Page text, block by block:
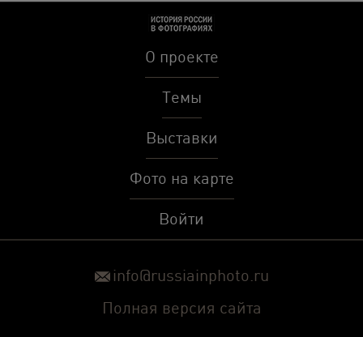
О проекте
Темы
Выставки
Фото на карте
Войти
info@russiainphoto.ru
Полная версия сайта